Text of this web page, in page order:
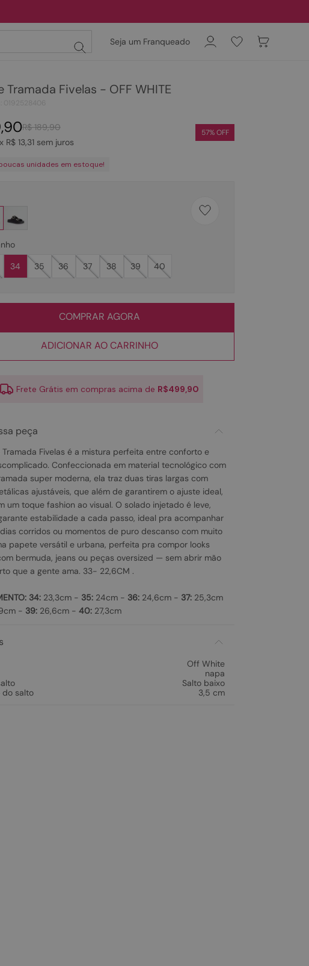
Seja um Franqueado
Tramada Fivelas - OFF WHITE
R$ 189,90
,90
x R$ 13,31sem juros
57% OFF
unidades em estoque!
35
36 37 38 39 40
34
COMPRAR AGORA
ADICIONAR AO CARRINHO
Frete Grátis em compras acima de R$499,90
peça
Tramada Fivelas é a mistura perfeita entre conforto e
Confeccionada em material tecnológico com
super moderna, ela traz duas tiras largas com
ajustáveis, que além de garantirem o ajuste ideal,
um toque fashion ao visual. O solado injetado é leve,
estabilidade a cada passo, ideal pra acompanhar
corridos ou momentos de puro descanso com muito
papete versátil e urbana, perfeita pra compor looks
bermuda, jeans ou peças oversized — sem abrir mão
que a gente ama. 33- 22,6CM .
34:23,3cm - 35:24cm - 36:24,6cm - 37:25,3cm
- 39:26,6cm - 40:27,3cm
Off White
napa
Salto baixo
do salto
3,5 cm